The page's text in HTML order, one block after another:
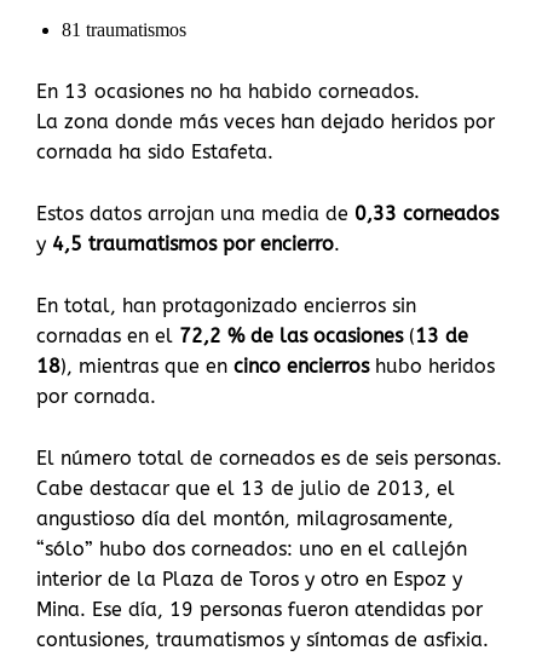
81 traumatismos
En 13 ocasiones no ha habido corneados.
La zona donde más veces han dejado heridos por
cornada ha sido Estafeta.
Estos datos arrojan una media de 0,33 corneados
y 4,5 traumatismos por encierro.
En total, han protagonizado encierros sin
cornadas en el 72,2 % de las ocasiones(13 de
18), mientras que en cinco encierroshubo heridos
por cornada.
El número total de corneados es de seis personas.
Cabe destacar que el 13 de julio de 2013, el
angustioso día del montón, milagrosamente,
“sólo” hubo dos corneados: uno en el callejón
interior de la Plaza de Toros y otro en Espoz y
Mina. Ese día, 19 personas fueron atendidas por
contusiones, traumatismos y síntomas de asfixia.